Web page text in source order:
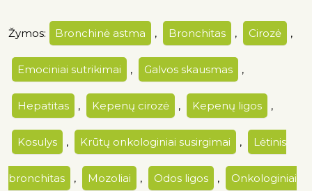
Žymos: Bronchinė astma , Bronchitas , Cirozė ,
Emociniai sutrikimai , Galvos skausmas ,
Hepatitas , Kepenų cirozė , Kepenų ligos ,
Kosulys , Krūtų onkologiniai susirgimai , Lėtinis
bronchitas , Mozoliai , Odos ligos , Onkologiniai